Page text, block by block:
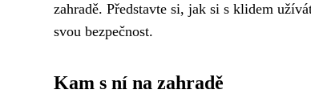
zahradě. Představte si, jak si s klidem
svou bezpečnost.
Kam s ní na zahradě